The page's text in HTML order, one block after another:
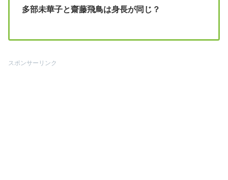
多部未華子と齋藤飛鳥は身長が同じ？
スポンサーリンク